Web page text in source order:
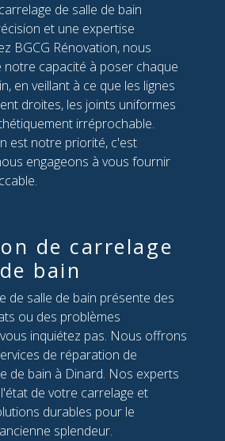
de salle de bain
et une expertise
BGCG Rénovation, nous
notre capacité à poser chaque
en veillant à ce que les lignes
droites, les joints uniformes
irréprochable.
est notre priorité, c'est
engageons à vous fournir
de carrelage
bain
de salle de bain présente des
ou des problèmes
inquiétez pas. Nous offrons
de réparation de
de bain à Dinard. Nos experts
de votre carrelage et
durables pour le
splendeur.